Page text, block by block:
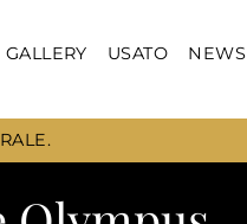
GALLERY USATO NEWS